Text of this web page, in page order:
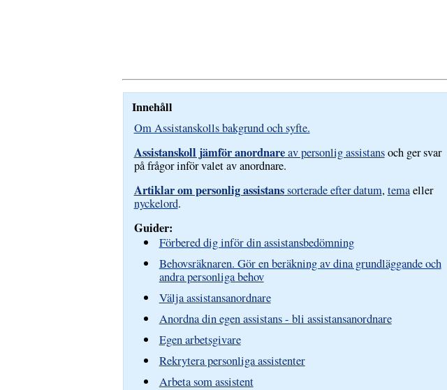
Innehåll
Om Assistanskolls bakgrund och syfte.
Assistanskoll jämför anordnareav personlig assistansoch ger svar
på frågor inför valet av anordnare.
Artiklar om personlig assistanssorterade efter datum,temaeller
nyckelord.
Guider:
Förbered dig inför din assistansbedömning
Behovsräknaren. Gör en beräkning av dina grundläggande och
andra personliga behov
Välja assistansanordnare
Anordna din egen assistans - bli assistansanordnare
Egen arbetsgivare
Rekrytera personliga assistenter
Arbeta som assistent